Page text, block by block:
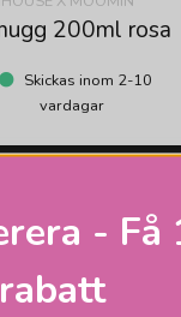
200ml rosa
Skickas inom 2-10
vardagar
- Få
rabatt